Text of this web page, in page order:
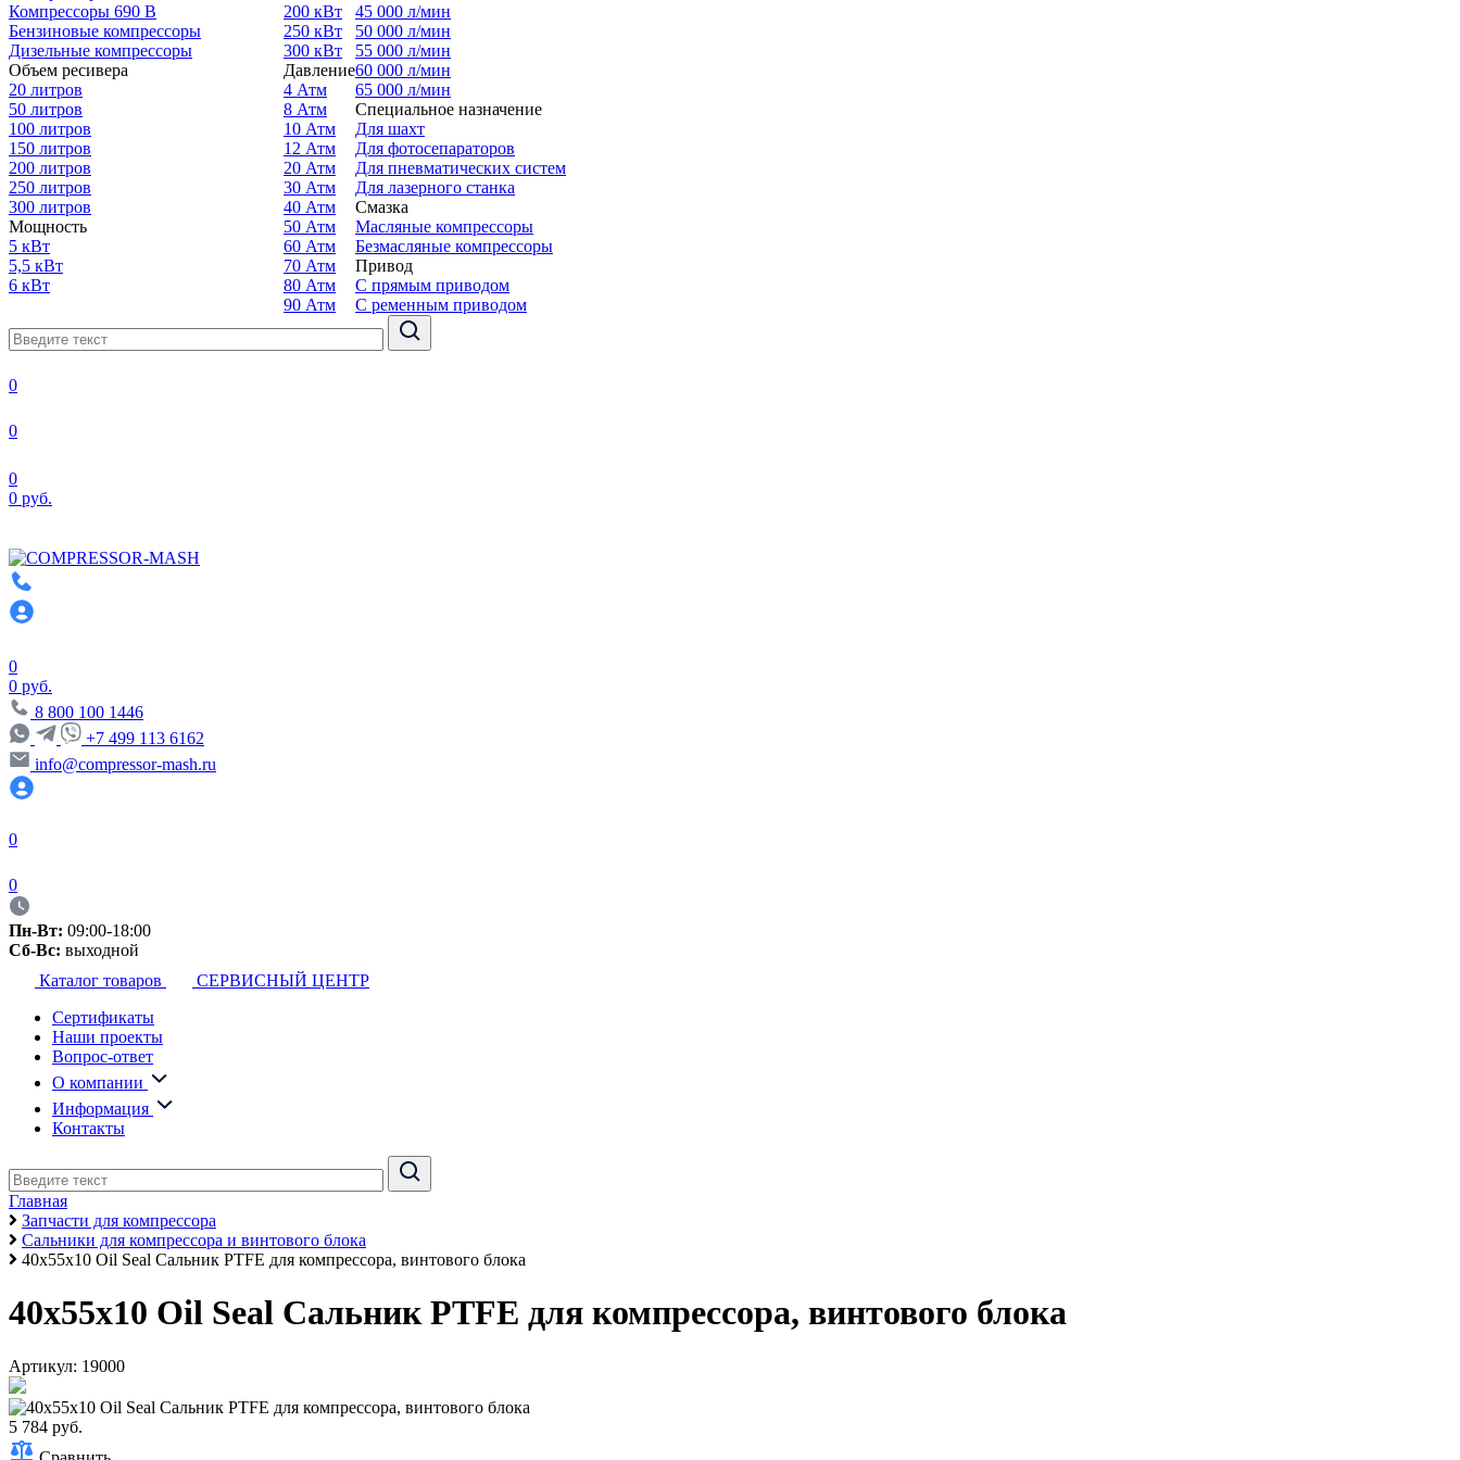
Компрессоры 690 В
Бензиновые компрессоры
Дизельные компрессоры
Объем ресивера
20 литров
50 литров
100 литров
150 литров
200 литров
250 литров
300 литров
Мощность
5 кВт
5,5 кВт
6 кВт
200 кВт
250 кВт
300 кВт
Давление
4 Атм
8 Атм
10 Атм
12 Атм
20 Атм
30 Атм
40 Атм
50 Атм
60 Атм
70 Атм
80 Атм
90 Атм
45 000 л/мин
50 000 л/мин
55 000 л/мин
60 000 л/мин
65 000 л/мин
Специальное назначение
Для шахт
Для фотосепараторов
Для пневматических систем
Для лазерного станка
Смазка
Масляные компрессоры
Безмасляные компрессоры
Привод
С прямым приводом
С ременным приводом
0
0
0
0 руб.
0
0 руб.
8 800 100 1446
+7 499 113 6162
info@compressor-mash.ru
0
0
Пн-Вт: 09:00-18:00
Сб-Вс: выходной
Каталог товаров
СЕРВИСНЫЙ ЦЕНТР
Сертификаты
Наши проекты
Вопрос-ответ
О компании
Информация
Контакты
Главная
Запчасти для компрессора
Сальники для компрессора и винтового блока
40x55x10 Oil Seal Сальник PTFE для компрессора, винтового блока
40x55x10 Oil Seal Сальник PTFE для компрессора, винтового блока
Артикул: 19000
5 784 руб.